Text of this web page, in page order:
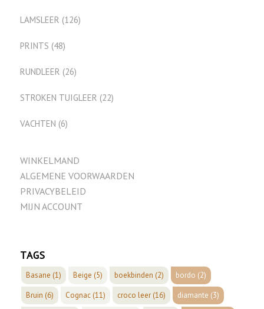
LAMSLEER (126)
PRINTS (48)
RUNDLEER (26)
STROKEN TUIGLEER (22)
VACHTEN (6)
WINKELMAND
ALGEMENE VOORWAARDEN
PRIVACYBELEID
MIJN ACCOUNT
TAGS
Basane (1) Beige (5) boekbinden (2) bordo (2)
Bruin (6) Cognac(11) croco leer(16) diamante (3)